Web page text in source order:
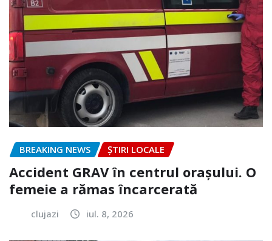
BREAKING NEWS ȘTIRI LOCALE
Accident GRAV în centrul orașului. O
femeie a rămas încarcerată
clujazi iul. 8, 2026